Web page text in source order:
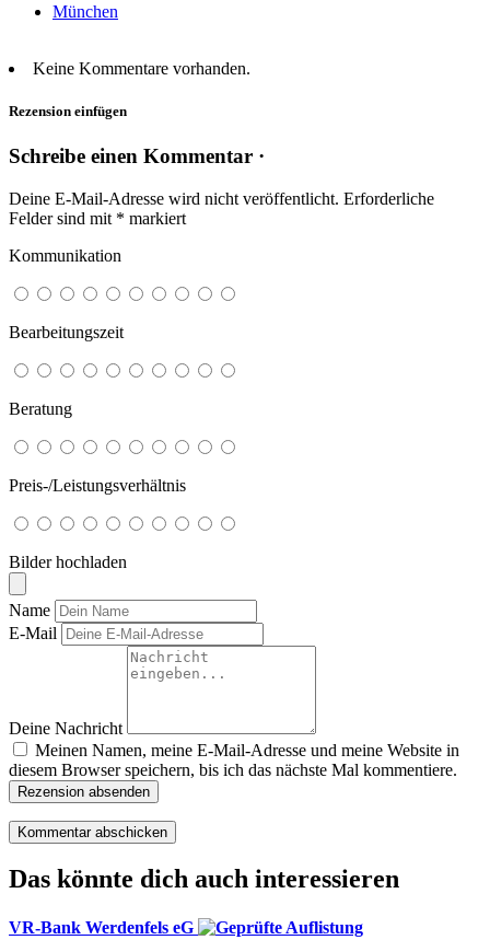
München
Keine Kommentare vorhanden.
Rezension einfügen
Schreibe einen Kommentar ·
Deine E-Mail-Adresse wird nicht veröffentlicht. Erforderliche
Felder sind mit * markiert
Kommunikation
Bearbeitungszeit
Beratung
Preis-/Leistungsverhältnis
Bilder hochladen
Name
E-Mail
Deine Nachricht
Meinen Namen, meine E-Mail-Adresse und meine Website in
diesem Browser speichern, bis ich das nächste Mal kommentiere.
Rezension absenden
Das könnte dich auch interessieren
VR-Bank Werdenfels eG